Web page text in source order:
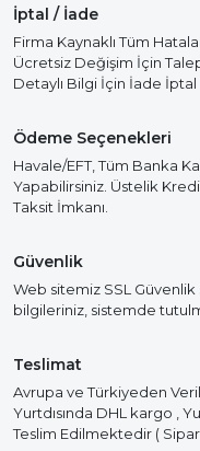
İptal / İade
Firma Kaynaklı Tüm
Ücretsiz Değişim İçin
Detaylı Bilgi İçin İade İptal
Ödeme Seçenekleri
Havale/EFT, Tüm Banka
Yapabilirsiniz. Üstelik Kredi
Taksit İmkanı.
Güvenlik
Web sitemiz SSL Güvenlik
bilgileriniz, sistemde
Teslimat
Avrupa ve Türkiyeden
Yurtdısında DHL kargo ,
Teslim Edilmektedir (